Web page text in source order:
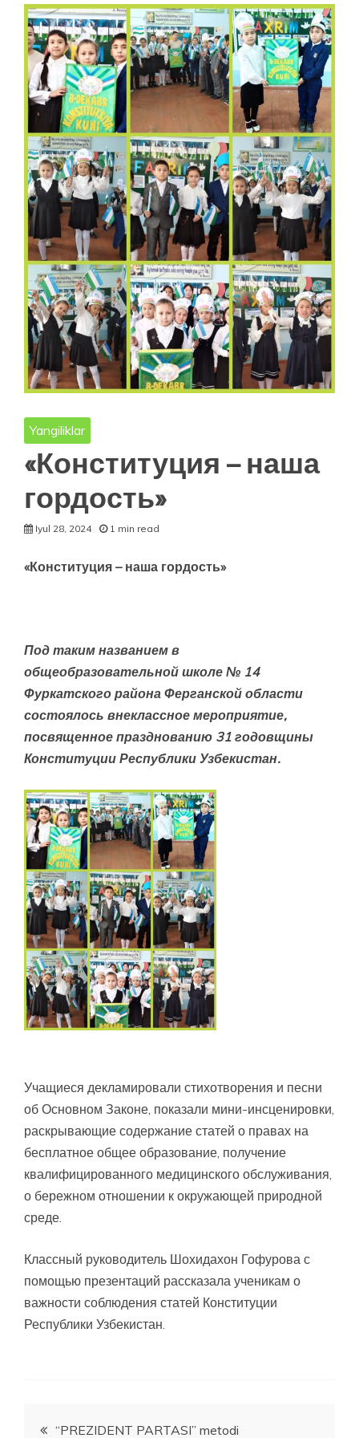
Yangiliklar
«Конституция – наша
гордость»
Iyul 28, 2024 1 min read
«Конституция – наша гордость»
Под таким названием в
общеобразовательной школе № 14
Фуркатского района Ферганской области
состоялось внеклассное мероприятие,
посвященное празднованию 31 годовщины
Конституции Республики Узбекистан.
Учащиеся декламировали стихотворения и песни
об Основном Законе, показали мини-инсценировки,
раскрывающие содержание статей о правах на
бесплатное общее образование, получение
квалифицированного медицинского обслуживания,
о бережном отношении к окружающей природной
среде.
Классный руководитель Шохидахон Гофурова с
помощью презентаций рассказала ученикам о
важности соблюдения статей Конституции
Республики Узбекистан.
Post“PREZIDENT PARTASI” metodi